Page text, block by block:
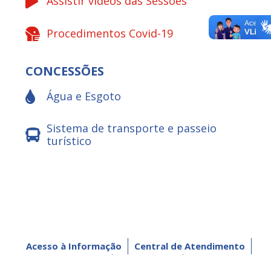
Procedimentos Covid-19
CONCESSÕES
Água e Esgoto
Sistema de transporte e passeio
turístico
Acesso à Informação
Central de Atendimento